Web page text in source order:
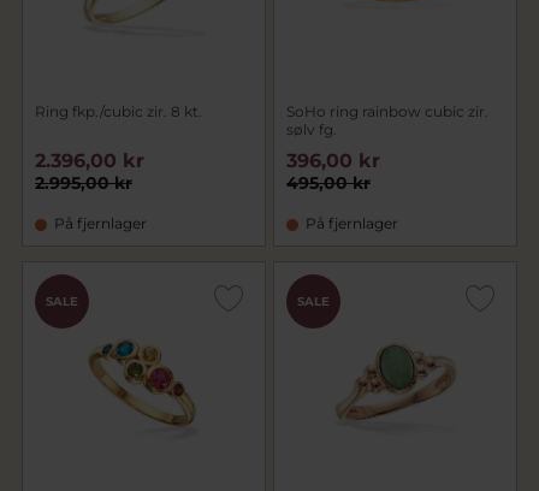
Ring fkp./cubic zir. 8 kt.
2.995,00 kr
2.396,00 kr
På fjernlager
SoHo ring rainbow cubic zir.
sølv fg.
495,00 kr
396,00 kr
På fjernlager
SALE SALE